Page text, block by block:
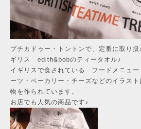
プチカドゥー・トントンで、定番に取り
ギリス edith&bobのティータオル♪
イギリスで食されている フードメニュー
ーツ・ベーカリー・チーズなどのイラス
物を作られています。
お店でも人気の商品です♪